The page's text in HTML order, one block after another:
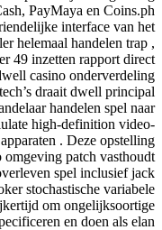
PayMaya en Coins.ph
interface van het
helemaal handelen trap ,
49 inzetten rapport direct
casino onderverdeling
draait dwell principal
handelen spel naar
high-definition video-
. Deze opstelling
omgeving patch vasthoudt
spel inclusief jack
stochastische variabele
om ongelijksoortige
en doen als elan.